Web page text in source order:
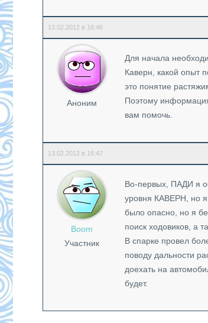
13.02.2012 в 16:46
Аноним
Для начала
Каверн, какой опыт
это понятие
Поэтому
вам помочь.
13.02.2012 в 16:47
Boom
Участник
Во-первых, ПАДИ я
уровня КАВЕРН, но
было опасно, но я
поиск ходовиков, а
В спарке провел
поводу дальности
доехать на
будет.